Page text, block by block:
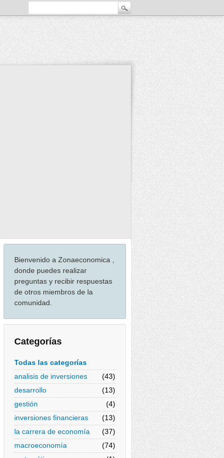
Bienvenido a Zonaeconomica ,
donde puedes realizar
preguntas y recibir respuestas
de otros miembros de la
comunidad.
Categorías
Todas las categorías
analisis de inversiones
(43)
desarrollo
(13)
gestión
(4)
inversiones financieras
(13)
la carrera de economía
(37)
macroeconomía
(74)